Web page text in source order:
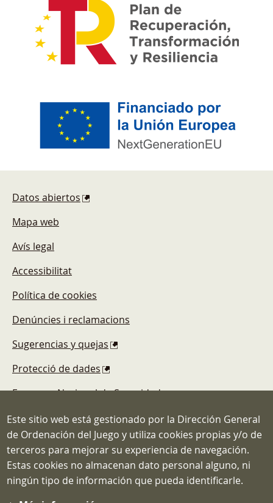
Datos abiertos
Mapa web
Avís legal
Accessibilitat
Política de cookies
Denúncies i reclamacions
Sugerencias y quejas
Protecció de dades
Esquema Nacional de Seguridad
Dirección General de Ordenación del
Juego
Este sitio web está gestionado por la Dirección General
de Ordenación del Juego y utiliza cookies propias y/o de
terceros para mejorar su experiencia de navegación.
Estas cookies no almacenan dato personal alguno, ni
ningún tipo de información que pueda identificarle.